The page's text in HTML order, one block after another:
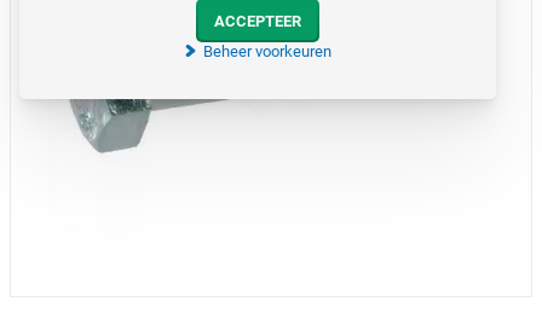
ACCEPTEER
Beheer voorkeuren